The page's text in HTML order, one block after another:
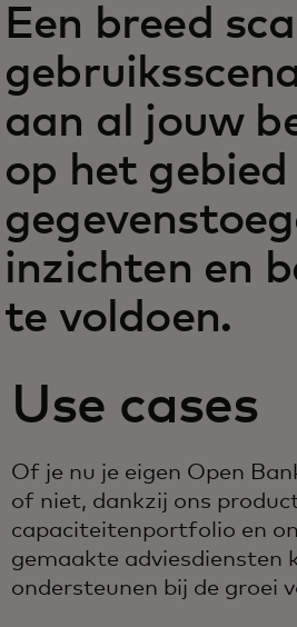
Een breed
aan al jouw
op het gebied
inzichten en
te voldoen.
Use cases
Of je nu je eigen Open
of niet, dankzij ons
capaciteitenportfolio en
gemaakte adviesdiensten
ondersteunen bij de groei